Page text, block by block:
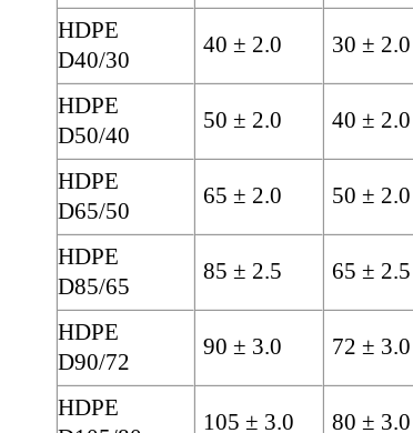
HDPE
D40/30
40 ± 2.0 30 ± 2.0
HDPE
D50/40
50 ± 2.0 40 ± 2.0
HDPE
D65/50
65 ± 2.0 50 ± 2.0
HDPE
D85/65
85 ± 2.5 65 ± 2.5
HDPE
D90/72
90 ± 3.0 72 ± 3.0
HDPE
105 ± 3.0 80 ± 3.0